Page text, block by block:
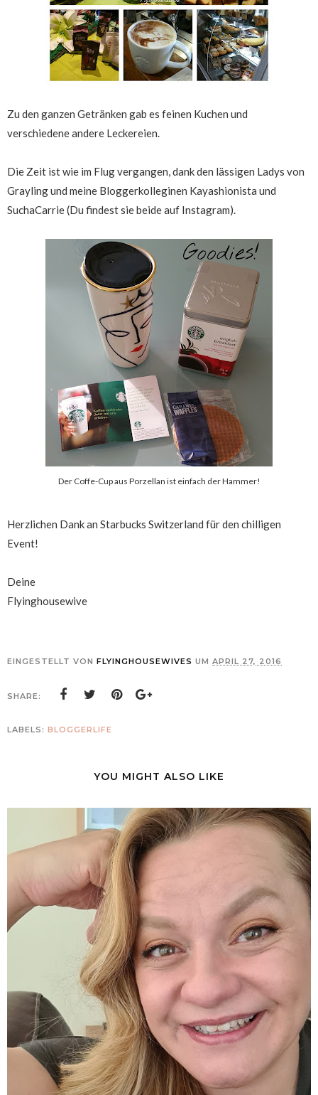
Zu den ganzen Getränken gab es feinen Kuchen und
verschiedene andere Leckereien.
Die Zeit ist wie im Flug vergangen, dank den lässigen Ladys von
Grayling und meine Bloggerkolleginen Kayashionista und
SuchaCarrie (Du findest sie beide auf Instagram).
Der Coffe-Cup aus Porzellan ist einfach der Hammer!
Herzlichen Dank an Starbucks Switzerland für den chilligen
Event!
Deine
Flyinghousewive
EINGESTELLT VON FLYINGHOUSEWIVES UM APRIL 27, 2016
SHARE:
LABELS: BLOGGERLIFE
YOU MIGHT ALSO LIKE